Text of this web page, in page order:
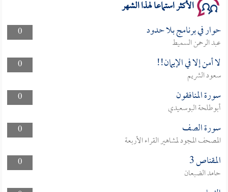
الأكثر استماعا لهذا الشهر
0 حوار في برنامج بلا حدود
عبد الرحمن السميط
0
لا أمن إلا في الإيمان!!
سعود الشريم
0
سورة المنافقون
أبوطلحة البوسعيدي
0
سورة الصف
المصحف المجود لمشاهير القراء الأربعة
0
المقناص 3
حامد الضبعان